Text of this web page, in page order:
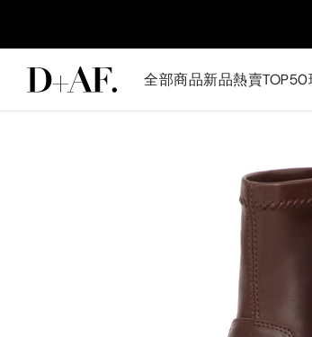
全部商品新品熱賣TOP50